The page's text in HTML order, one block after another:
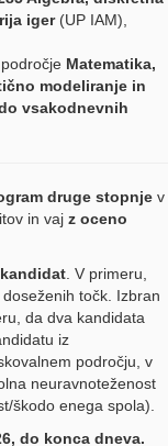
iger (UP IAM),
Matematika,
modeliranje in
vsakodnevnih
druge stopnje v
in vaj z oceno
. V primeru,
točk. Izbran
da dva kandidata
iz
področju, v
neuravnoteženost
škodo enega spola).
do konca dneva.